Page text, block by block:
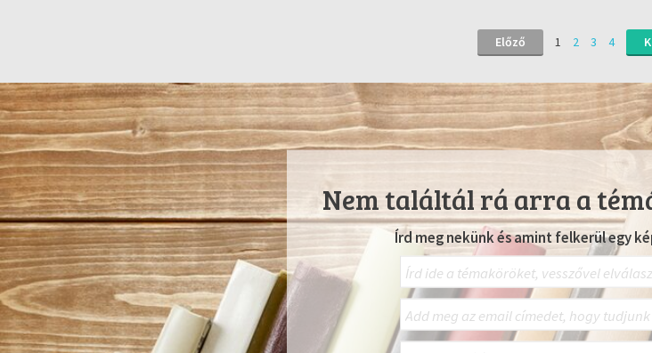
Előző 1 2 3 4
Nem találtál rá arra a
Írd meg nekünk és amint felkerül egy